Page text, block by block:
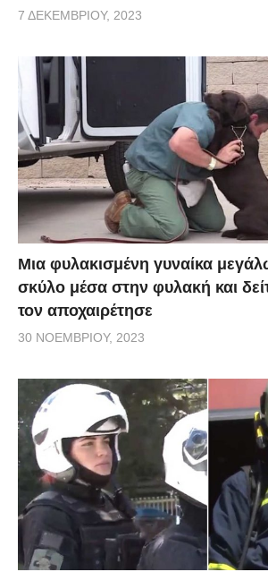
7 ΔΕΚΕΜΒΡΊΟΥ, 2023
Μια φυλακισμένη γυναίκα
σκύλο μέσα στην φυλακή και
τον αποχαιρέτησε
30 ΝΟΕΜΒΡΊΟΥ, 2023